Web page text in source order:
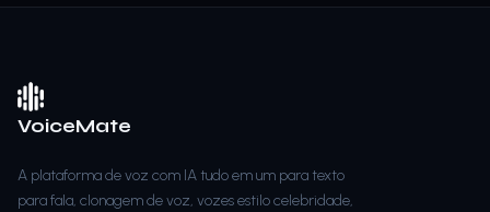
VoiceMate
A plataforma de voz com IA tudo em um para texto
para fala, clonagem de voz, vozes estilo celebridade,